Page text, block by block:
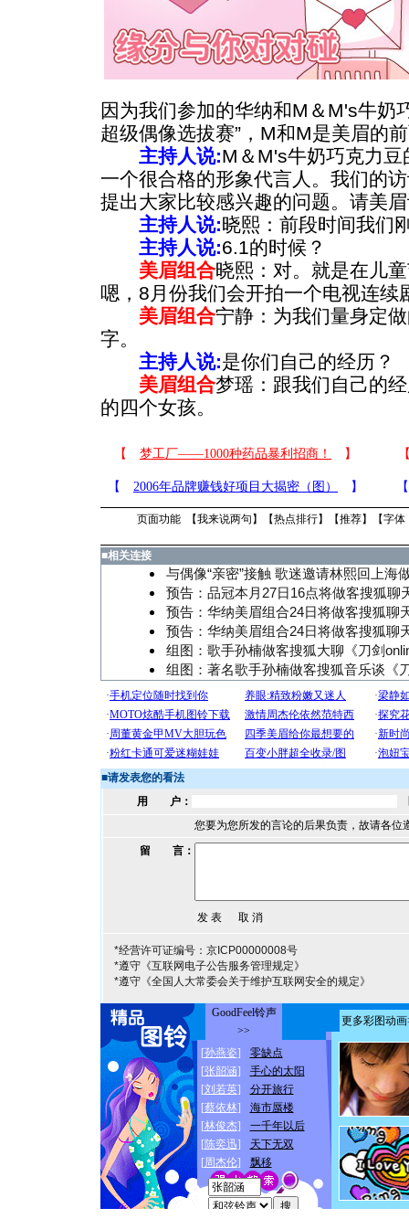
因为我们参加的华纳和M＆M's牛奶
超级偶像选拔赛”，M和M是美眉的
主持人说:M＆M's牛奶巧克力
一个很合格的形象代言人。我们的
提出大家比较感兴趣的问题。请美
主持人说:晓熙：前段时间我们
主持人说:6.1的时候？
美眉组合晓熙：对。就是在儿
嗯，8月份我们会开拍一个电视连续
美眉组合宁静：为我们量身定
字。
主持人说:是你们自己的经历？
美眉组合梦瑶：跟我们自己的
的四个女孩。
页面功能 【我来说两句 】【热点排行】【推荐】【字体
■相关连接
与偶像“亲密”接触 歌迷邀请林熙回上海
预告：品冠本月27日16点将做客搜狐聊
预告：华纳美眉组合24日将做客搜狐聊
预告：华纳美眉组合24日将做客搜狐聊
组图：歌手孙楠做客搜狐大聊《刀剑
组图：著名歌手孙楠做客搜狐音乐谈《
■请发表您的看法
用 户：
您要为您所发的言论的后果负责，故请各位
留 言：
*经营许可证编号：京ICP00000008号
*遵守《互联网电子公告服务管理规定》
*遵守《全国人大常委会关于维护互联网安全的规定》